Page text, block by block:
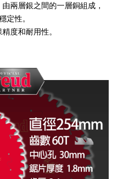
兩層銀之間的一層銅組成，
定性。
度和耐用性。